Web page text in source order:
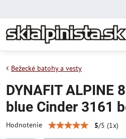
Bežecké batohy a vesty
DYNAFIT ALPINE
blue Cinder 3161
Hodnotenie 5/5 (1x)